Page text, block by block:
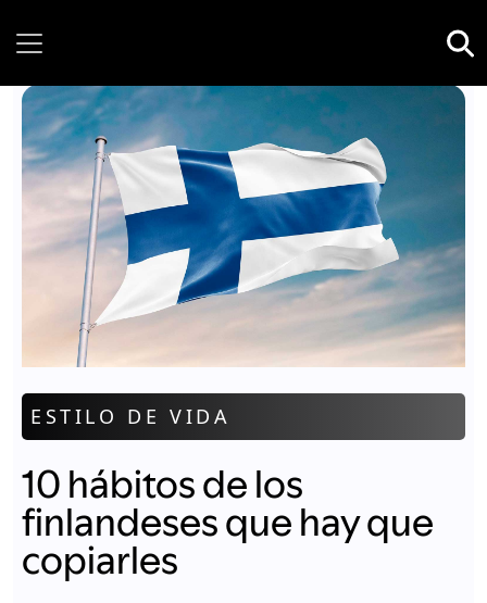
ESTILO DE VIDA
10 hábitos de los
finlandeses que hay que
copiarles